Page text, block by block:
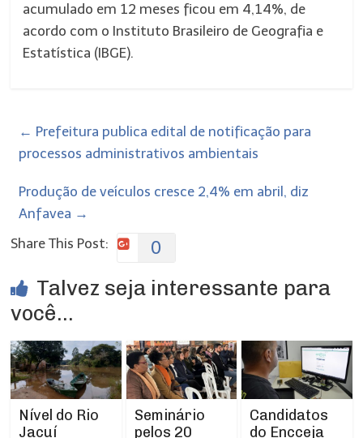
acumulado em 12 meses ficou em 4,14%, de
acordo com o Instituto Brasileiro de Geografia e
Estatística (IBGE).
← Prefeitura publica edital de notificação para
processos administrativos ambientais
Produção de veículos cresce 2,4% em abril, diz
Anfavea →
Share This Post:
0
Talvez seja interessante para
você...
Nível do Rio
Jacuí
Seminário
pelos 20
Candidatos
do Encceja